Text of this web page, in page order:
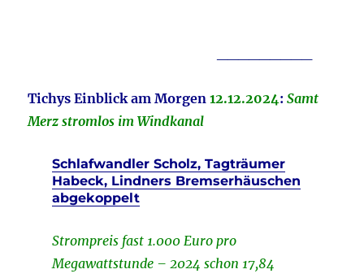
Tichys Einblick am Morgen12.12.2024:Samt
Merz stromlos im Windkanal
Schlafwandler Scholz, Tagträumer
Habeck, Lindners Bremserhäuschen
abgekoppelt
Strompreis fast 1.000 Euro pro
Megawattstunde – 2024 schon 17,84